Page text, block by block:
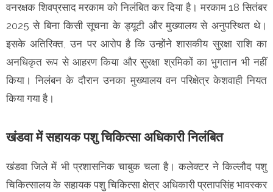
वनरक्षक शिवप्रसाद मरकाम को निलंबित कर दिया है। मरकाम 18 सितंबर
2025 से बिना किसी सूचना के ड्यूटी और मुख्यालय से अनुपस्थित थे।
इसके अतिरिक्त, उन पर आरोप है कि उन्होंने शासकीय सुरक्षा राशि का
अनधिकृत रूप से आहरण किया और सुरक्षा श्रमिकों का भुगतान भी नहीं
किया। निलंबन के दौरान उनका मुख्यालय वन परिक्षेत्र केशवाही नियत
किया गया है।
खंडवा में सहायक पशु चिकित्सा अधिकारी निलंबित
खंडवा जिले में भी प्रशासनिक चाबुक चला है। कलेक्टर ने किल्लौद पशु
चिकित्सालय के सहायक पशु चिकित्सा क्षेत्र अधिकारी प्रतापसिंह भावस्कर